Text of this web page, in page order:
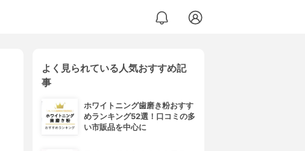
よく見られている人気おすすめ記
事
ホワイトニング歯磨き粉おすす
めランキング52選！口コミの多
い市販品を中心に